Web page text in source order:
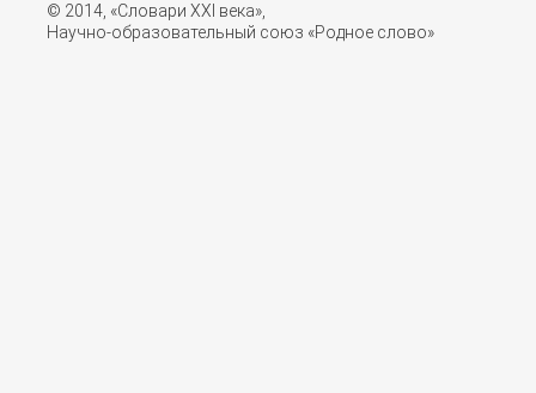
© 2014, «Словари XXI векa»,
Научно-образовательный союз «Родное слово»